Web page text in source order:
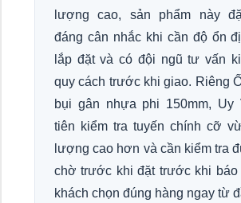
lượng cao, sản phẩm này
đáng cân nhắc khi cần độ ổn
lắp đặt và có đội ngũ tư vấn
quy cách trước khi giao. Riêng
bụi gân nhựa phi 150mm, Uy
tiên kiểm tra tuyến chính cỡ
lượng cao hơn và cần kiểm tra
chờ trước khi đặt trước khi báo
khách chọn đúng hàng ngay từ